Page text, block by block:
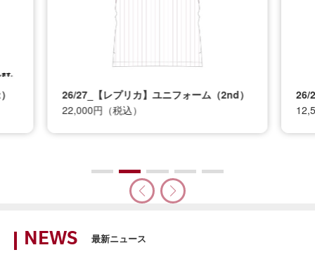
26/27_【レプリカ】ユニフォーム（2nd）
22,000円（税込）
26/
NEWS 最新ニュース